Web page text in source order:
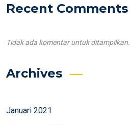
Recent Comments
Tidak ada komentar untuk ditampilkan.
Archives
Januari 2021